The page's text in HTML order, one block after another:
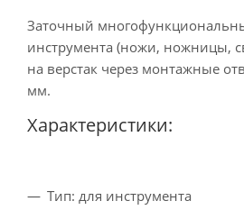
Заточный
инструмента (ножи, ножницы,
на верстак через монтажные
мм.
Характеристики:
Тип: для инструмента